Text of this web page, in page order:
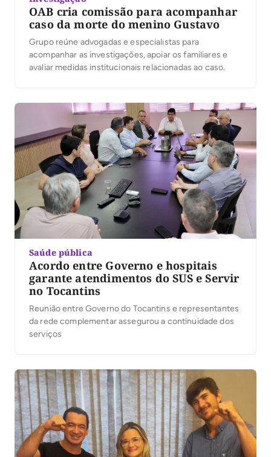
OAB cria comissão para acompanhar
caso da morte do menino Gustavo
Grupo reúne advogadas e especialistas para
acompanhar as investigações, apoiar os familiares e
avaliar medidas institucionais relacionadas ao caso.
Saúde pública
Acordo entre Governo e hospitais
garante atendimentos do SUS e Servir
no Tocantins
Reunião entre Governo do Tocantins e representantes
da rede complementar assegurou a continuidade dos
serviços